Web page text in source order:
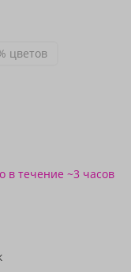
цветов
в течение ~3 часов